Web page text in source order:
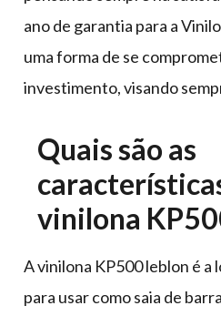
ano de garantia para a
uma forma de se
investimento, visando
Quais são as
vinilona
A vinilona KP500 leblon é a
para usar como saia de